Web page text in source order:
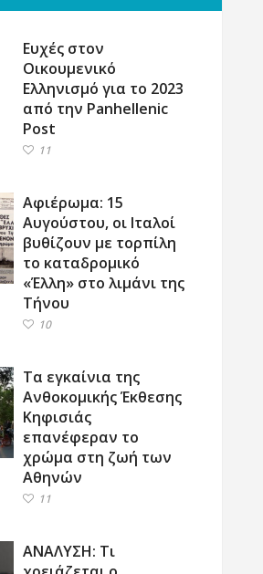
Ευχές στον
Οικουμενικό
Ελληνισμό για το 2023
από την Panhellenic
Post
11
Αφιέρωμα: 15
Αυγούστου, οι Ιταλοί
βυθίζουν με τορπίλη
το καταδρομικό
«Έλλη» στο λιμάνι της
Τήνου
10
Τα εγκαίνια της
Ανθοκομικής Έκθεσης
Κηφισιάς
επανέφεραν το
χρώμα στη ζωή των
Αθηνών
11
ΑΝΑΛΥΣΗ: Τι